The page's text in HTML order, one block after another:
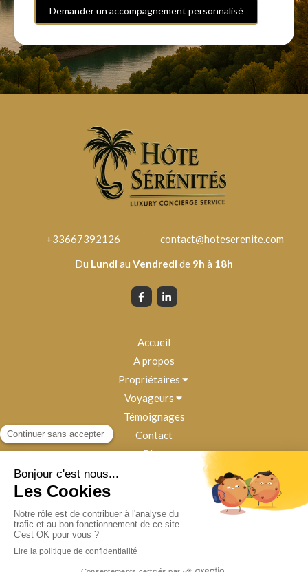
Demander un accompagnement personnalisé
+33667392126
contact@hoteserenite.com
Du Lundi au Vendredi de 9h à 18h
Accueil
A propos
Propriétaires
Voyageurs
Témoignages
Contact
Blog
Mentions légales
Politique de confidentialité
Conditions Générales d'Utilisation